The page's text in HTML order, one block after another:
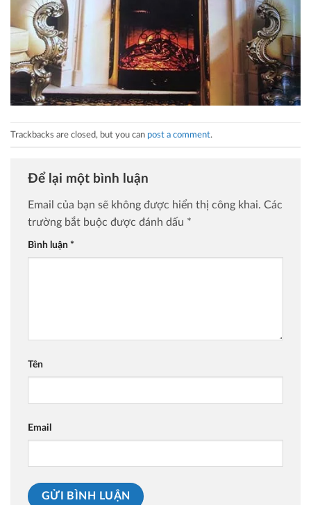
Trackbacks are closed, but you can post a comment.
Để lại một bình luận
Email của bạn sẽ không được hiển thị công khai. Các
trường bắt buộc được đánh dấu *
Bình luận *
Tên
Email